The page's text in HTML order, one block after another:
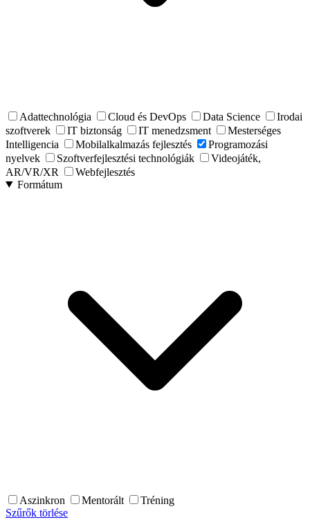
Adattechnológia Cloud és DevOps Data Science
Irodai
szoftverek
IT biztonság IT menedzsment
Mesterséges
Intelligencia
Mobilalkalmazás fejlesztés
Programozási
nyelvek
Szoftverfejlesztési technológiák
Videojáték,
AR/VR/XR
Webfejlesztés
Formátum
Aszinkron Mentorált
Tréning
Szűrők törlése